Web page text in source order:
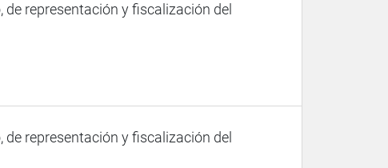
representación y fiscalización del
representación y fiscalización del